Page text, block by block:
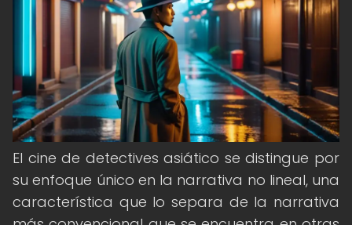
El cine de detectives asiático se distingue por
su enfoque único en la narrativa no lineal, una
característica que lo separa de la narrativa